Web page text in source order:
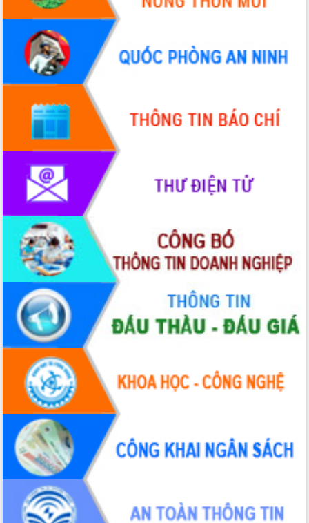
Họp báo thông tin về Hội nghị Công bố
Quy hoạch và Xúc tiến đầu tư tỉnh Đắk
Lắk
Khơi thông điểm nghẽn, đẩy nhanh
giải ngân vốn khắc phục thiên tai
HĐND tỉnh thông qua điều chỉnh Quy
hoạch tỉnh thời kỳ 2021-2030
Hội thảo góp ý hồ sơ điều chỉnh quy
hoạch tỉnh Đắk Lắk thời kỳ 2021-2030,
tầm nhìn đến năm 2050
Nâng cao hiệu quả hoạt động của các
doanh nghiệp nhà nước
Hội nghị triển khai kết nối mạng
truyền số liệu chuyên dùng phục vụ cơ
quan Đảng, Nhà nước
Lễ phát động chuỗi hoạt động chung
tay làm sạch môi trường
Xã Ea Kar bước chuyển mình trong
công tác cải cách hành chính mô hình
mới
UBND tỉnh họp báo định kỳ tháng 4
năm 2026
Hội thảo khoa học “Giải pháp thúc đẩy
phát triển nền kinh tế xanh tại tỉnh
Đắk Lắk”
Tăng cường giám sát, đôn đốc thực
hiện nhiệm vụ quản lý tài sản công
hàng tuần
Tháo gỡ những vướng mắc, đẩy mạnh
công tác cải cách thủ tục hành chính
tại Trung tâm Phục vụ hành chính
công tỉnh
Đắk Lắk: Tôn vinh 46 giải pháp tại Hội
thi Sáng tạo Kỹ thuật 2024 - 2025